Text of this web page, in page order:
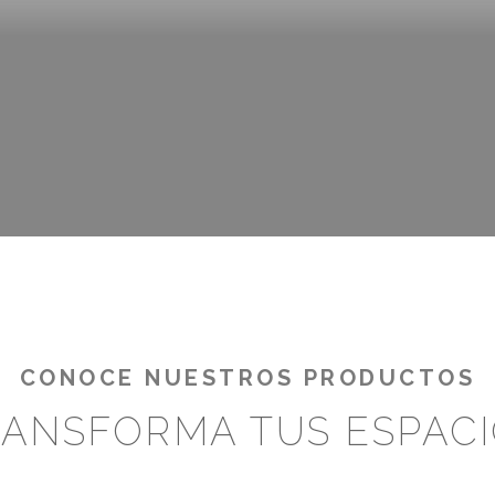
CONOCE NUESTROS PRODUCTOS
TUS